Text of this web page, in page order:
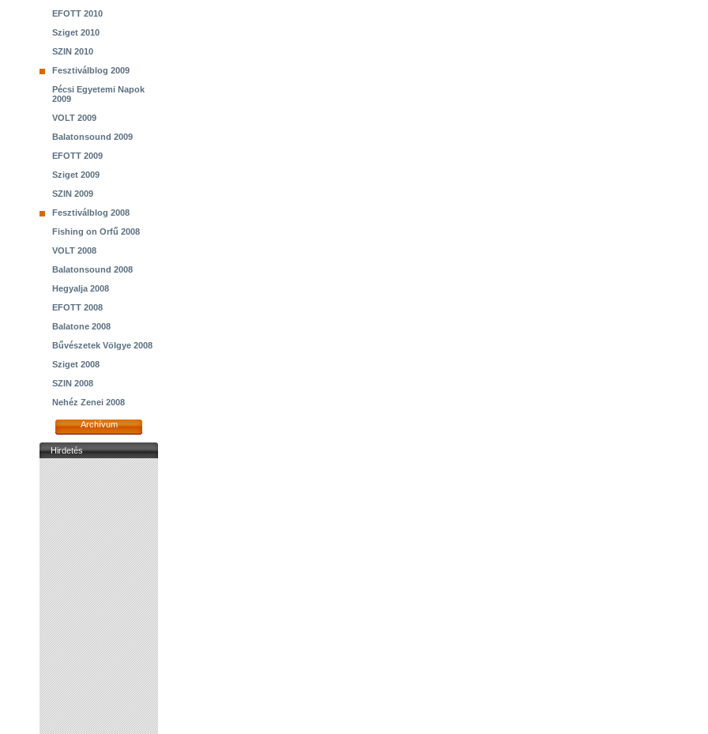
EFOTT 2010
Sziget 2010
SZIN 2010
Fesztiválblog 2009
Pécsi Egyetemi Napok
2009
VOLT 2009
Balatonsound 2009
EFOTT 2009
Sziget 2009
SZIN 2009
Fesztiválblog 2008
Fishing on Orfű 2008
VOLT 2008
Balatonsound 2008
Hegyalja 2008
EFOTT 2008
Balatone 2008
Bűvészetek Völgye 2008
Sziget 2008
SZIN 2008
Nehéz Zenei 2008
Archívum
Hirdetés